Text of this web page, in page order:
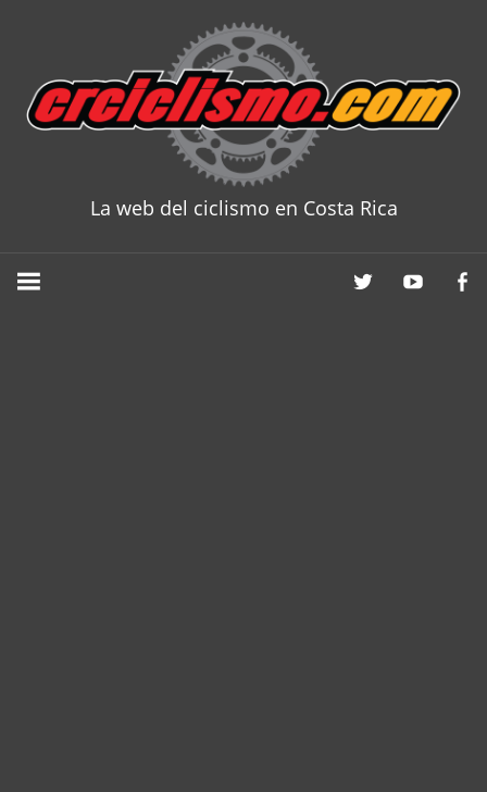
content
La web del ciclismo en Costa Rica